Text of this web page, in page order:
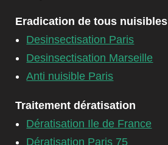
Eradication de tous nuisibles
Desinsectisation Paris
Desinsectisation Marseille
Anti nuisible Paris
Traitement dératisation
Dératisation Ile de France
Dératisation Paris 75